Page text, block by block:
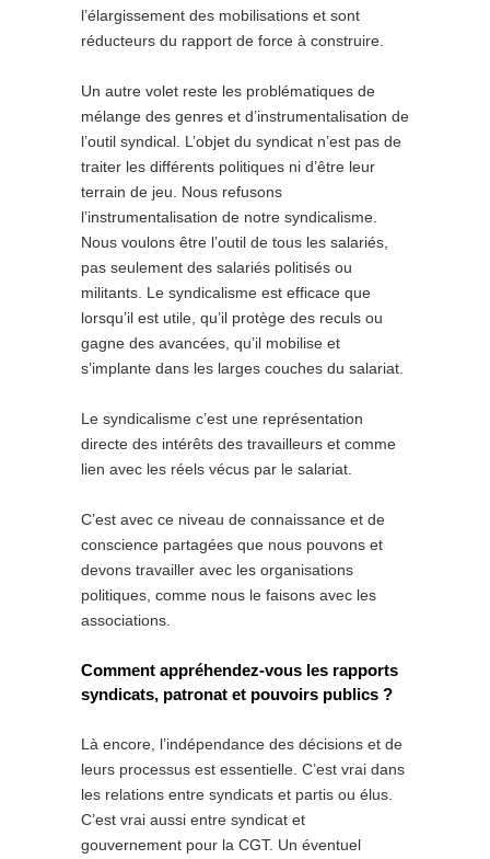
l’élargissement des mobilisations et sont
réducteurs du rapport de force à construire.
Un autre volet reste les problématiques de
mélange des genres et d’instrumentalisation de
l’outil syndical. L’objet du syndicat n’est pas de
traiter les différents politiques ni d’être leur
terrain de jeu. Nous refusons
l’instrumentalisation de notre syndicalisme.
Nous voulons être l’outil de tous les salariés,
pas seulement des salariés politisés ou
militants. Le syndicalisme est efficace que
lorsqu’il est utile, qu’il protège des reculs ou
gagne des avancées, qu’il mobilise et
s’implante dans les larges couches du salariat.
Le syndicalisme c’est une représentation
directe des intérêts des travailleurs et comme
lien avec les réels vécus par le salariat.
C’est avec ce niveau de connaissance et de
conscience partagées que nous pouvons et
devons travailler avec les organisations
politiques, comme nous le faisons avec les
associations.
Comment appréhendez-vous les rapports
syndicats, patronat et pouvoirs publics ?
Là encore, l’indépendance des décisions et de
leurs processus est essentielle. C’est vrai dans
les relations entre syndicats et partis ou élus.
C’est vrai aussi entre syndicat et
gouvernement pour la CGT. Un éventuel